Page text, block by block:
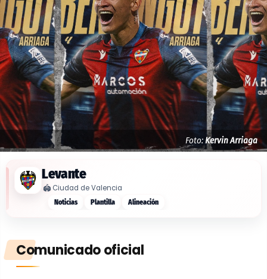
Foto:Kervin Arriaga
Levante
🏟️ Ciudad de Valencia
Noticias Plantilla Alineación
Comunicado oficial